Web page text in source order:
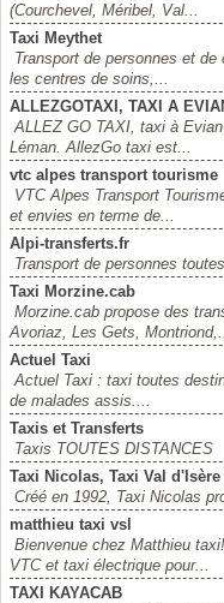
(Courchevel, Méribel, Val...
Taxi Meythet
Transport de personnes et
les centres de soins,...
ALLEZGOTAXI, TAXI A
ALLEZ GO TAXI, taxi à
Léman. AllezGo taxi est...
vtc alpes transport tourisme
VTC Alpes Transport
et envies en terme de...
Alpi-transferts.fr
Transport de personnes
Taxi Morzine.cab
Morzine.cab propose des
Avoriaz, Les Gets,
Actuel Taxi
Actuel Taxi : taxi toutes
de malades assis....
Taxis et Transferts
Taxis TOUTES DISTANCES
Taxi Nicolas, Taxi Val
Créé en 1992, Taxi Nicolas
matthieu taxi vsl
Bienvenue chez Matthieu
VTC et taxi électrique pour...
TAXI KAYACAB